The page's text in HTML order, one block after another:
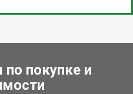
покупке и